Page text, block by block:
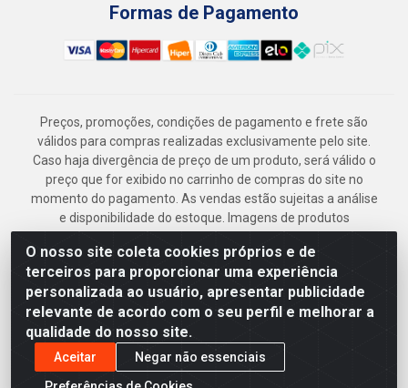
O nosso site coleta cookies próprios e de
terceiros para proporcionar uma experiência
personalizada ao usuário, apresentar publicidade
relevante de acordo com o seu perfil e melhorar a
qualidade do nosso site.
Aceitar
Negar não essenciais
Formas de Pagamento
Preços, promoções, condições de pagamento e frete são
válidos para compras realizadas exclusivamente pelo site.
Caso haja divergência de preço de um produto, será válido o
preço que for exibido no carrinho de compras do site no
momento do pagamento. As vendas estão sujeitas a análise
e disponibilidade do estoque. Imagens de produtos
meramente ilustrativas.
Armazém Jenipapo Materiais de Construção em Geral
LTDA - Rua das Flores, 2691 - Guabiraba, Recife/PE - CEP
52.291-630 - CNPJ 41.097.379/0001-